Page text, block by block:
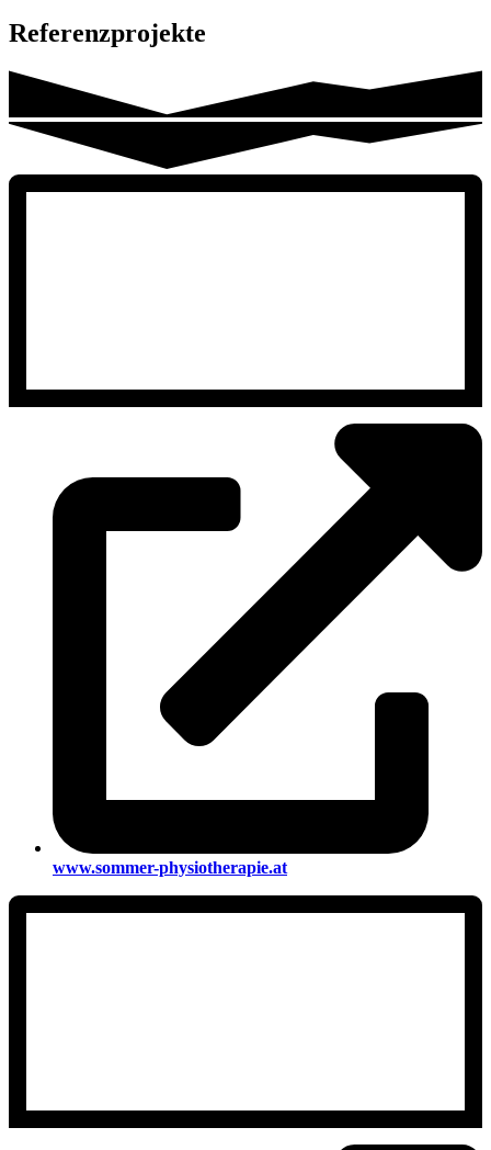
Referenzprojekte
www.sommer-physiotherapie.at